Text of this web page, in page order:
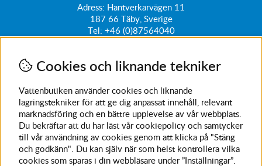
Adress: Hantverkarvägen 11
187 66 Täby, Sverige
Tel: +46 (0)87564040
kundtjanst@vattenbutiken.se
Få vårt nyhetsbrev
Ange din e-post nedan för att ta del av nyheter och
erbjudanden
SKICKA
Avanmäl nyhetsbrev
Cookies och liknande tekniker
Vattenbutiken använder cookies och liknande
lagringstekniker för att ge dig anpassat innehåll, relevant
marknadsföring och en bättre upplevelse av vår webbplats.
Du bekräftar att du har läst vår cookiepolicy och samtycker
till vår användning av cookies genom att klicka på "Stäng
och godkänn". Du kan själv när som helst kontrollera vilka
cookies som sparas i din webbläsare under ”Inställningar”.